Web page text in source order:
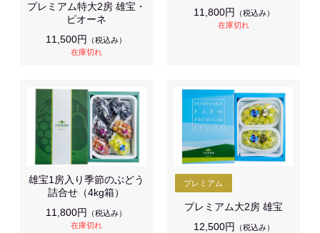
プレミアム特大2房 雄宝・
ピオーネ
11,500円
（税込み）
在庫切れ
11,800円
（税込み）
在庫切れ
雄宝1房入り季節のぶどう
詰合せ（4kg箱）
11,800円
（税込み）
在庫切れ
プレミアム大2房 雄宝
12,500円
（税込み）